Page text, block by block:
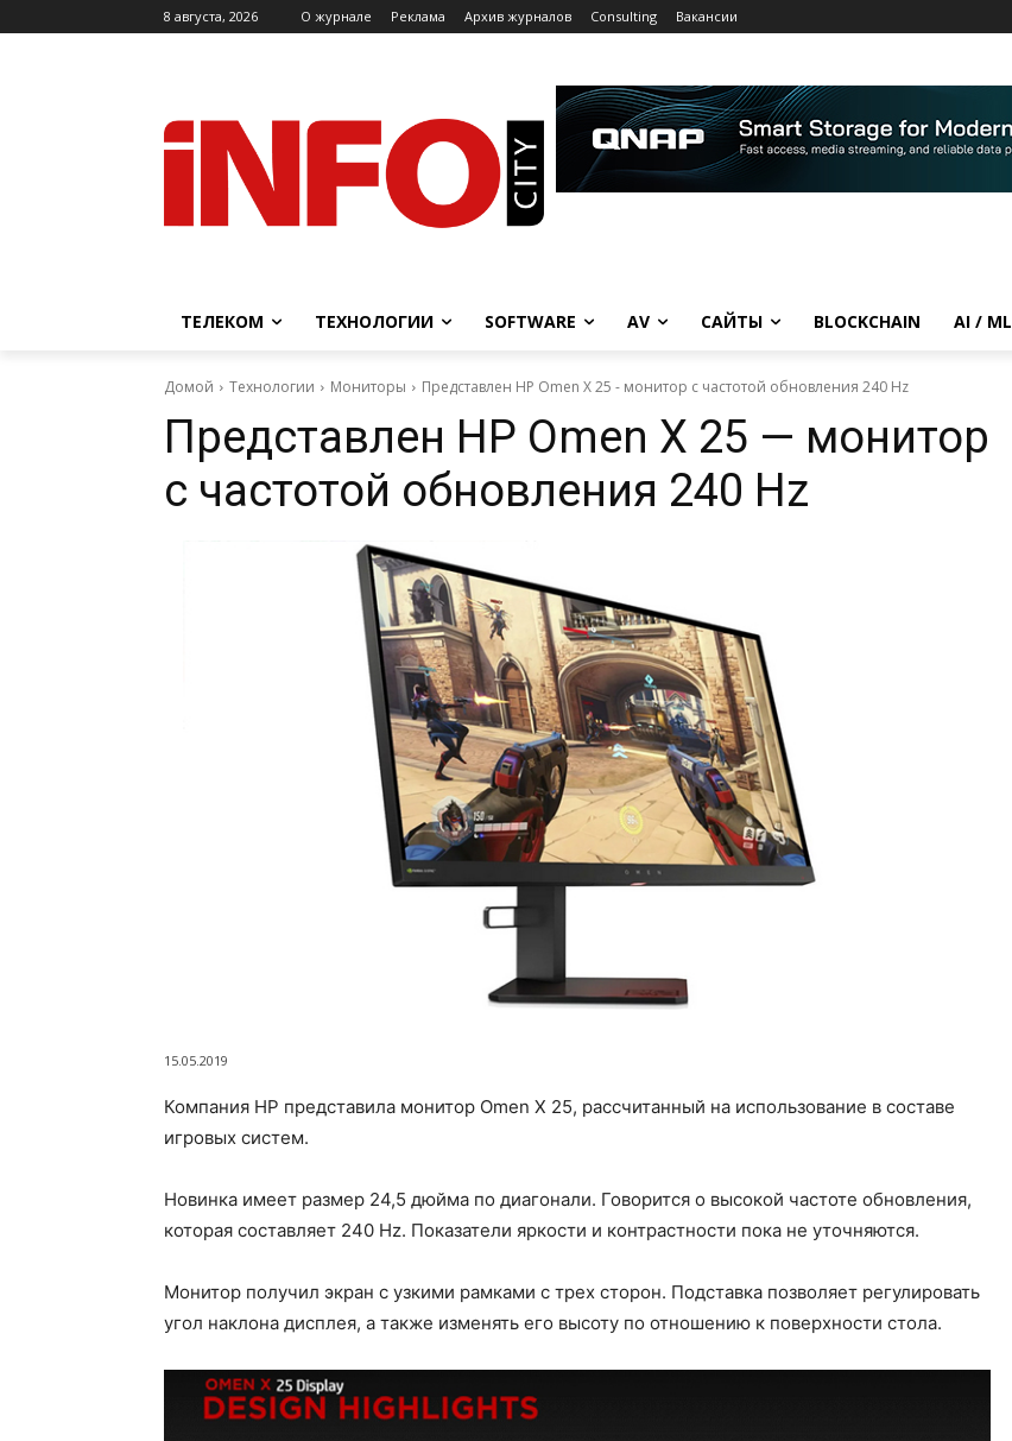
8 августа, 2026 O журнале Реклама Архив журналов Consulting Вакансии
ТЕЛЕКОМ ТЕХНОЛОГИИ SOFTWARE AV САЙТЫ BLOCKCHAIN AI / ML
Домой Технологии Мониторы Представлен HP Omen X 25 - монитор с частотой обновления 240 Hz
Представлен HP Omen X 25 — монитор
с частотой обновления 240 Hz
15.05.2019
Компания HP представила монитор Omen X 25, рассчитанный на использование в составе
игровых систем.
Новинка имеет размер 24,5 дюйма по диагонали. Говорится о высокой частоте обновления,
которая составляет 240 Hz. Показатели яркости и контрастности пока не уточняются.
Монитор получил экран с узкими рамками с трех сторон. Подставка позволяет регулировать
угол наклона дисплея, а также изменять его высоту по отношению к поверхности стола.